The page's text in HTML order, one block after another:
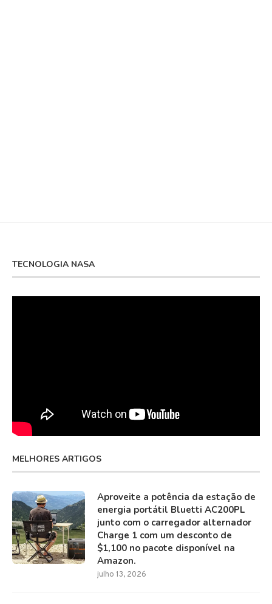
TECNOLOGIA NASA
MELHORES ARTIGOS
Aproveite a potência da estação de
energia portátil Bluetti AC200PL
junto com o carregador alternador
Charge 1 com um desconto de
$1,100 no pacote disponível na
Amazon.
julho 13, 2026